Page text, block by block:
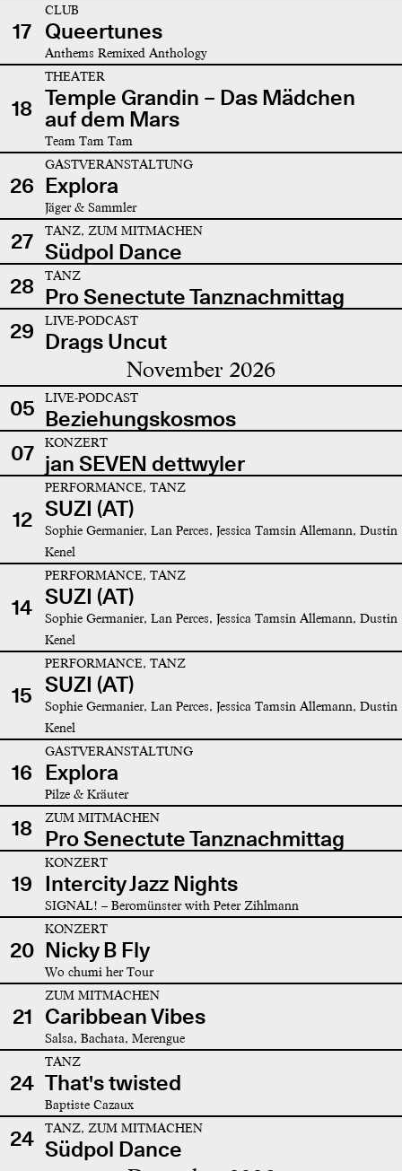
17
CLUB
Queertunes
Anthems Remixed Anthology
18
THEATER
Temple Grandin – Das Mädchen
auf dem Mars
Team Tam Tam
26
GASTVERANSTALTUNG
Explora
Jäger & Sammler
27 TANZ, ZUM MITMACHEN
Südpol Dance
28
TANZ
Pro Senectute Tanznachmittag
29
LIVE-PODCAST
Drags Uncut
November 2026
05 LIVE-PODCAST
Beziehungskosmos
07
KONZERT
jan SEVEN dettwyler
12
PERFORMANCE, TANZ
SUZI (AT)
Sophie Germanier, Lan Perces, Jessica Tamsin Allemann, Dustin
Kenel
14
PERFORMANCE, TANZ
SUZI (AT)
Sophie Germanier, Lan Perces, Jessica Tamsin Allemann, Dustin
Kenel
15
PERFORMANCE, TANZ
SUZI (AT)
Sophie Germanier, Lan Perces, Jessica Tamsin Allemann, Dustin
Kenel
16
GASTVERANSTALTUNG
Explora
Pilze & Kräuter
18 ZUM MITMACHEN
Pro Senectute Tanznachmittag
19
KONZERT
Intercity Jazz Nights
SIGNAL! – Beromünster with Peter Zihlmann
20
KONZERT
Nicky B Fly
Wo chumi her Tour
21
ZUM MITMACHEN
Caribbean Vibes
Salsa, Bachata, Merengue
24
TANZ
That's twisted
Baptiste Cazaux
24 TANZ, ZUM MITMACHEN
Südpol Dance